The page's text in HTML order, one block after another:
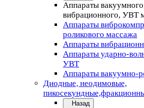
Аппараты
вибрационного, УВТ
Аппараты
роликового массажа
Аппараты
Аппараты ударно-
УВТ
Аппараты вакуумно-
Диодные, неодимовые,
Назад